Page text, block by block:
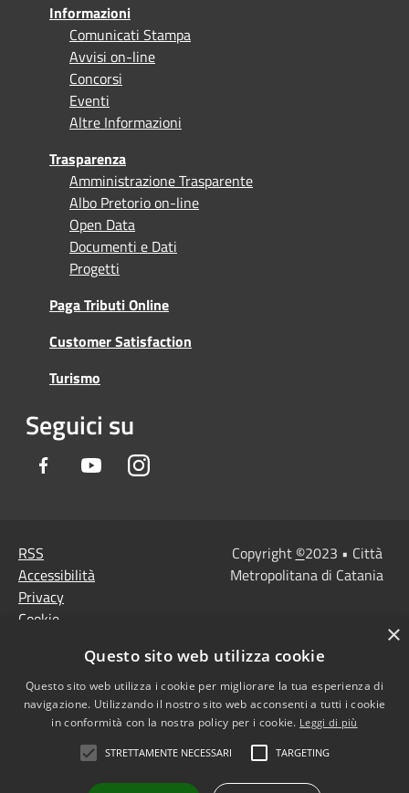
Informazioni
Comunicati Stampa
Avvisi on-line
Concorsi
Eventi
Altre Informazioni
Trasparenza
Amministrazione Trasparente
Albo Pretorio on-line
Open Data
Documenti e Dati
Progetti
Paga Tributi Online
Customer Satisfaction
Turismo
Seguici su
Facebook YoutubeInstagram
RSS
Accessibilità
Privacy
Cookie
Note Legali
Agenzia per l'Italia
digitale
accessibilità
Dichiarazione di
Copyright ©2023 • Città
Metropolitana di Catania
×
Questo sito web utilizza cookie
Questo sito web utilizza i cookie per migliorare la tua esperienza di
navigazione. Utilizzando il nostro sito web acconsenti a tutti i cookie
in conformità con la nostra policy per i cookie. Leggi di più
STRETTAMENTE NECESSARI TARGETING